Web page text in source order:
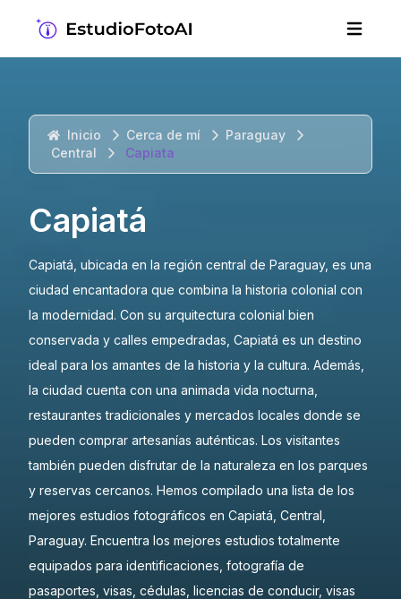
Inicio Cerca de mí
Paraguay
Central
Capiata
Capiatá
Capiatá, ubicada en la región central de Paraguay, es una
ciudad encantadora que combina la historia colonial con
la modernidad. Con su arquitectura colonial bien
conservada y calles empedradas, Capiatá es un destino
ideal para los amantes de la historia y la cultura. Además,
la ciudad cuenta con una animada vida nocturna,
restaurantes tradicionales y mercados locales donde se
pueden comprar artesanías auténticas. Los visitantes
también pueden disfrutar de la naturaleza en los parques
y reservas cercanos. Hemos compilado una lista de los
mejores estudios fotográficos en Capiatá, Central,
Paraguay. Encuentra los mejores estudios totalmente
equipados para identificaciones, fotografía de
pasaportes, visas, cédulas, licencias de conducir, visas